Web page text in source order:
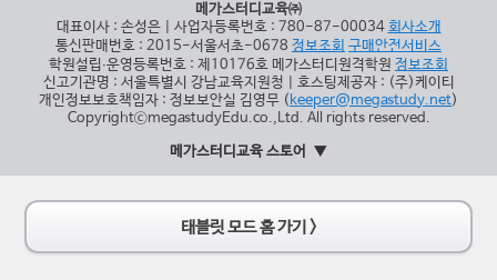
메가스터디교육㈜
대표이사 : 손성은 | 사업자등록번호 : 780-87-00034 회사소개
통신판매번호 : 2015-서울서초-0678 정보조회 구매안전서비스
학원설립∙운영등록번호 : 제10176호 메가스터디원격학원 정보조회
신고기관명 : 서울특별시 강남교육지원청 | 호스팅제공자 : (주)케이티
개인정보보호책임자 : 정보보안실 김영무 (keeper@megastudy.net)
CopyrightⓒmegastudyEdu.co.,Ltd. All rights reserved.
메가스터디교육 스토어
태블릿 모드 홈 가기 >